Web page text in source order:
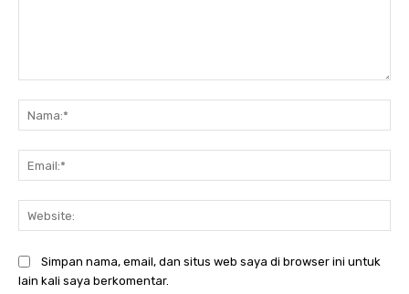
Simpan nama, email, dan situs web saya di browser ini untuk
lain kali saya berkomentar.